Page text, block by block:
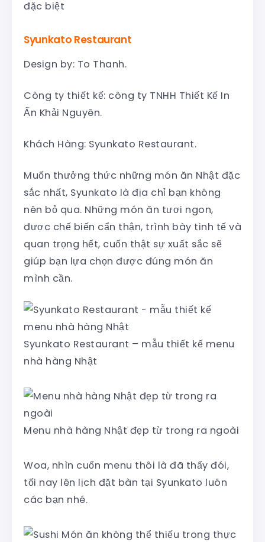
đặc biệt
Syunkato Restaurant
Design by: To Thanh.
Công ty thiết kế: công ty TNHH Thiết Kế In
Ấn Khải Nguyên.
Khách Hàng: Syunkato Restaurant.
Muốn thưởng thức những món ăn Nhật đặc
sắc nhất, Syunkato là địa chỉ bạn không
nên bỏ qua. Những món ăn tươi ngon,
được chế biến cẩn thận, trình bày tinh tế và
quan trọng hết, cuốn thật sự xuất sắc sẽ
giúp bạn lựa chọn được đúng món ăn
mình cần.
Syunkato Restaurant – mẫu thiết kế menu
nhà hàng Nhật
Menu nhà hàng Nhật đẹp từ trong ra ngoài
Woa, nhìn cuốn menu thôi là đã thấy đói,
tối nay lên lịch đặt bàn tại Syunkato luôn
các bạn nhé.